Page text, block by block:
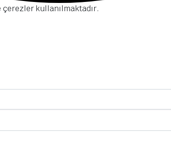
kullanılmaktadır.